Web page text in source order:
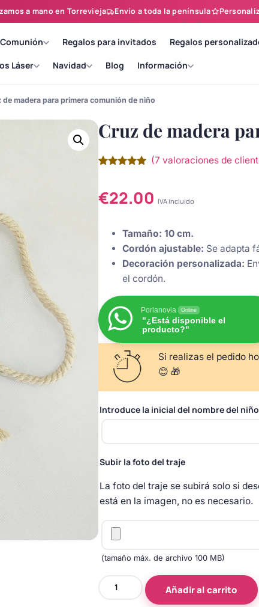
a mano en Torrevieja Envío a toda la península
Regalos para invitados Regalos
Láser Navidad Blog Información
de madera para primera comunión de niño
Cruz de madera
5 en base
a
(7 valoraciones de
€22.00 IVA incluido
Tamaño: 10 cm.
Cordón ajustable: Se adapta
Decoración personalizada:
el cordón.
Porlanovia Online
"¿Está disponible el
producto?"
Si realizas el pedido
😊 🎁
Introduce la inicial del nombre del
Subir la foto del traje
La foto del traje se subirá solo si
está en la imagen, no es necesario.
(tamaño máx. de archivo 100 MB)
Cruz
Añadir al carrito